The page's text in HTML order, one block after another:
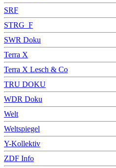
SRF
STRG_F
SWR Doku
Terra X
Terra X Lesch & Co
TRU DOKU
WDR Doku
Welt
Weltspiegel
Y-Kollektiv
ZDF Info